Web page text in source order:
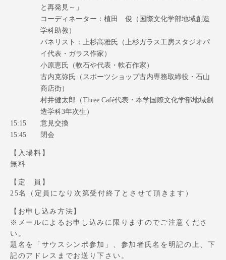
と再発見～」
コーディネーター：植田 俊（国際文化学部地域創造
学科助教）
パネリスト：上杉高雅氏（上杉ガラス工房スタジオパ
イ代表・ガラス作家）
小原恵氏（軟石や代表・軟石作家）
古内克弥氏（スポーツショップ古内専務取締役・石山
商店街）
村井健太郎（Three Café代表・本学国際文化学部地域創
造学科3年次生）
15:15
意見交換
15:45
閉会
【入場料】
無料
【定 員】
25名（定員になり次第受付終了とさせて頂きます）
【お申し込み方法】
※メールによるお申し込みに限りますのでご注意くださ
い。
題名を「サウスシンポ参加」、参加者氏名を明記の上、下
記のアドレスまでお送り下さい。
認証評価
教育研究上の目的及び養成する人材像と３つの
ポリシー
在学生・保護者向けポータル（TIPS）